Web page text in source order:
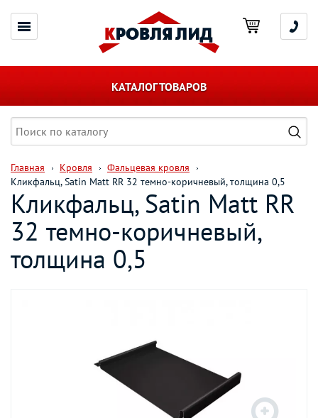
КАТАЛОГ ТОВАРОВ
Главная Кровля
Фальцевая кровля
Кликфальц, Satin Matt RR 32 темно-коричневый, толщина 0,5
Кликфальц, Satin Matt RR
32 темно-коричневый,
толщина 0,5